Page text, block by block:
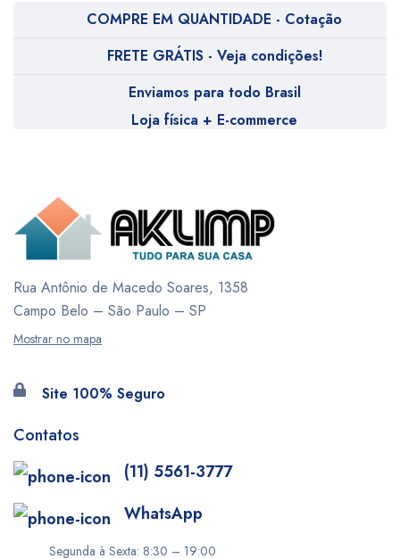
COMPRE EM QUANTIDADE - Cotação
FRETE GRÁTIS - Veja condições!
Enviamos para todo Brasil
Loja física + E-commerce
Rua Antônio de Macedo Soares, 1358
Campo Belo – São Paulo – SP
Mostrar no mapa
Site 100% Seguro
Contatos
(11) 5561-3777
WhatsApp
Segunda à Sexta: 8:30 – 19:00